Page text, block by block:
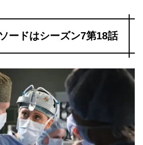
ードはシーズン7第18話